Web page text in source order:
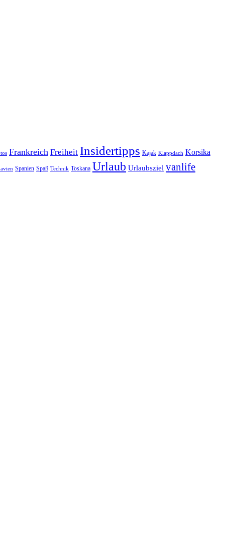
Frankreich Freiheit Insidertipps Kajak Klappdach Korsika
Spanien Spaß Technik Toskana Urlaub Urlaubsziel vanlife